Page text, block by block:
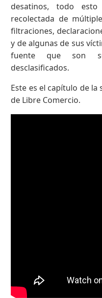
desatinos, todo
recolectada de
filtraciones,
y de algunas de sus
fuente que son
desclasificados.
Este es el capítulo de
de Libre Comercio.